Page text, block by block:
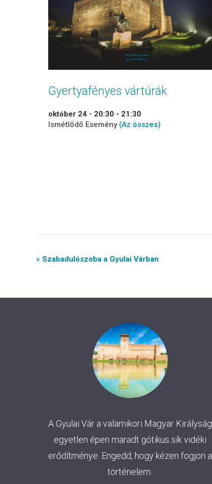
Gyertyafényes vártúrák
október 24 - 20:30 - 21:30
Ismétlődő Esemény (Az összes)
Event
« Szabadulószoba a Gyulai Várban
A Gyulai Vár a valamikori Magyar Királyság
egyetlen épen maradt gótikus sík vidéki
erődítménye. Engedd, hogy kézen fogjon a
történelem.